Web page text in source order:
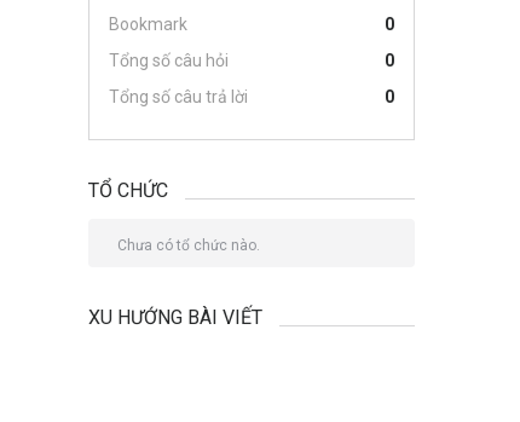
Bookmark
0
Tổng số câu hỏi
0
Tổng số câu trả lời
0
TỔ CHỨC
Chưa có tổ chức nào.
XU HƯỚNG BÀI VIẾT